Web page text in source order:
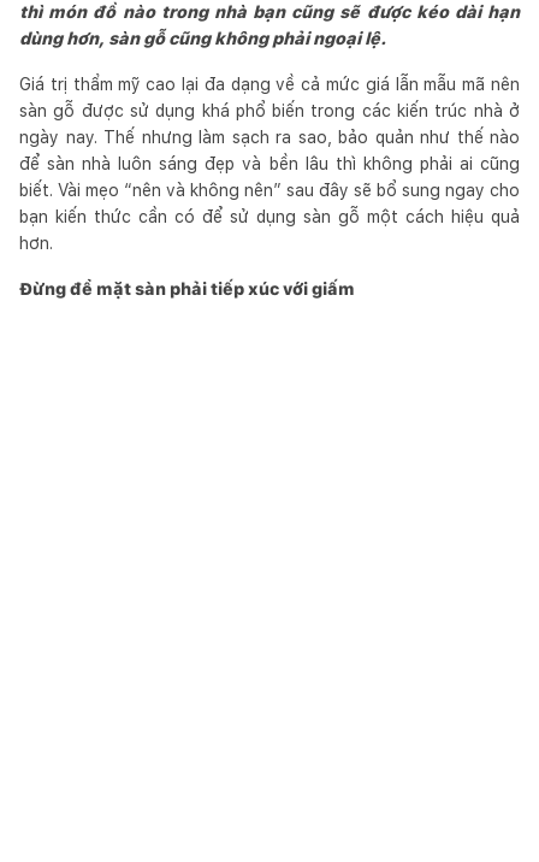
thì món đồ nào trong nhà bạn cũng sẽ được kéo dài hạn
dùng hơn, sàn gỗ cũng không phải ngoại lệ.
Giá trị thẩm mỹ cao lại đa dạng về cả mức giá lẫn mẫu mã nên
sàn gỗ được sử dụng khá phổ biến trong các kiến trúc nhà ở
ngày nay. Thế nhưng làm sạch ra sao, bảo quản như thế nào
để sàn nhà luôn sáng đẹp và bền lâu thì không phải ai cũng
biết. Vài mẹo “nên và không nên” sau đây sẽ bổ sung ngay cho
bạn kiến thức cần có để sử dụng sàn gỗ một cách hiệu quả
hơn.
Đừng để mặt sàn phải tiếp xúc với giấm